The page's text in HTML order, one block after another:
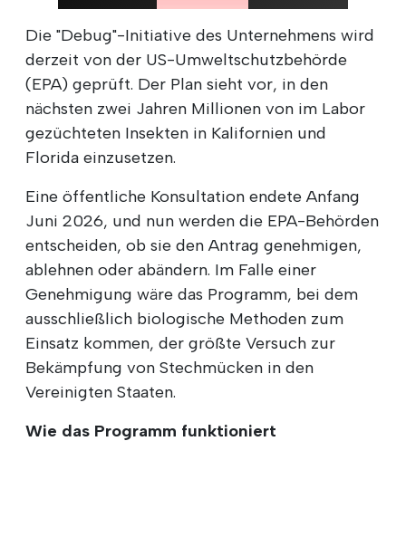
Die "Debug"-Initiative des Unternehmens wird
derzeit von der US-Umweltschutzbehörde
(EPA) geprüft. Der Plan sieht vor, in den
nächsten zwei Jahren Millionen von im Labor
gezüchteten Insekten in Kalifornien und
Florida einzusetzen.
Eine öffentliche Konsultation endete Anfang
Juni 2026, und nun werden die EPA-Behörden
entscheiden, ob sie den Antrag genehmigen,
ablehnen oder abändern. Im Falle einer
Genehmigung wäre das Programm, bei dem
ausschließlich biologische Methoden zum
Einsatz kommen, der größte Versuch zur
Bekämpfung von Stechmücken in den
Vereinigten Staaten.
Wie das Programm funktioniert